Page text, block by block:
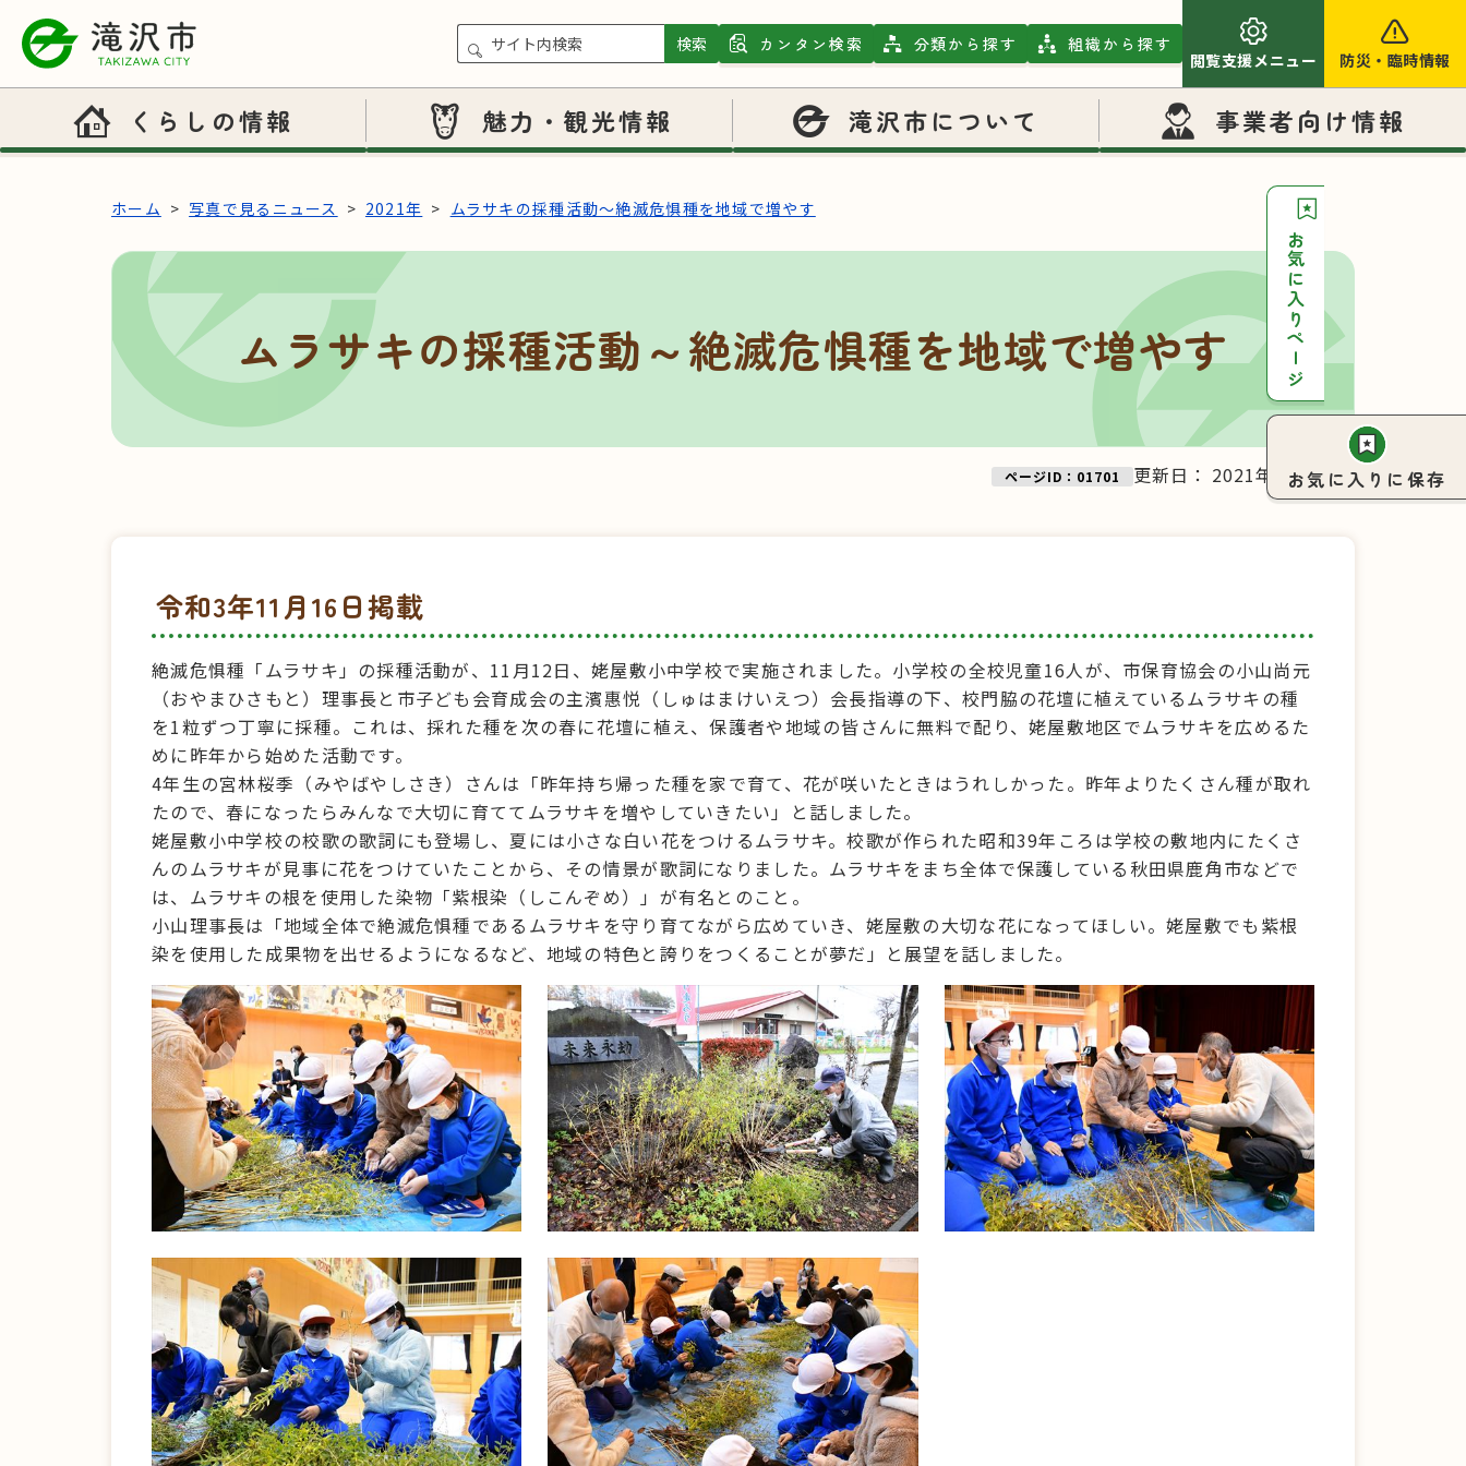
本文へスキップ
検索 カンタン検索 分類から探す 組織から探す
閲覧支援メニュー 防災 ・ 臨時情報
くらしの情報 魅力・観光情報 滝沢市について 事業者向け情報
お気に入りページ
お気に入りに保存
ホーム 写真で見るニュース 2021年 ムラサキの採種活動～絶滅危惧種を地域で増やす
ムラサキの採種活動～絶滅危惧種を地域で増やす
ページID：01701 更新日： 2021年11月16日
令和3年11月16日掲載
絶滅危惧種「ムラサキ」の採種活動が、11月12日、姥屋敷小中学校で実施されました。小学校の全校児童16人が、市保育協会の小山尚元
（おやまひさもと）理事長と市子ども会育成会の主濱惠悦（しゅはまけいえつ）会長指導の下、校門脇の花壇に植えているムラサキの種
を1粒ずつ丁寧に採種。これは、採れた種を次の春に花壇に植え、保護者や地域の皆さんに無料で配り、姥屋敷地区でムラサキを広めるた
めに昨年から始めた活動です。
4年生の宮林桜季（みやばやしさき）さんは「昨年持ち帰った種を家で育て、花が咲いたときはうれしかった。昨年よりたくさん種が取れ
たので、春になったらみんなで大切に育ててムラサキを増やしていきたい」と話しました。
姥屋敷小中学校の校歌の歌詞にも登場し、夏には小さな白い花をつけるムラサキ。校歌が作られた昭和39年ころは学校の敷地内にたくさ
んのムラサキが見事に花をつけていたことから、その情景が歌詞になりました。ムラサキをまち全体で保護している秋田県鹿角市などで
は、ムラサキの根を使用した染物「紫根染（しこんぞめ）」が有名とのこと。
小山理事長は「地域全体で絶滅危惧種であるムラサキを守り育てながら広めていき、姥屋敷の大切な花になってほしい。姥屋敷でも紫根
染を使用した成果物を出せるようになるなど、地域の特色と誇りをつくることが夢だ」と展望を話しました。